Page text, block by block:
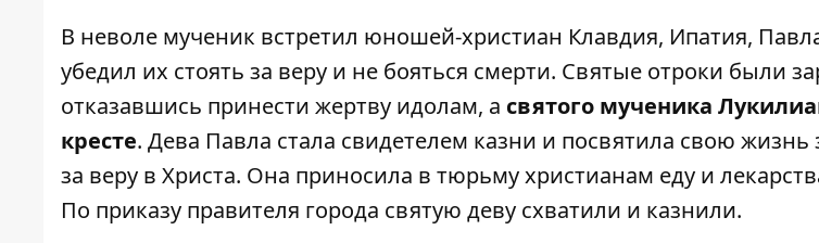
В неволе мученик встретил юношей-христиан Клавдия, Ипатия,
убедил их стоять за веру и не бояться смерти. Святые отроки были
отказавшись принести жертву идолам, а святого мученика
кресте. Дева Павла стала свидетелем казни и посвятила свою жизнь
за веру в Христа. Она приносила в тюрьму христианам еду и
По приказу правителя города святую деву схватили и казнили.